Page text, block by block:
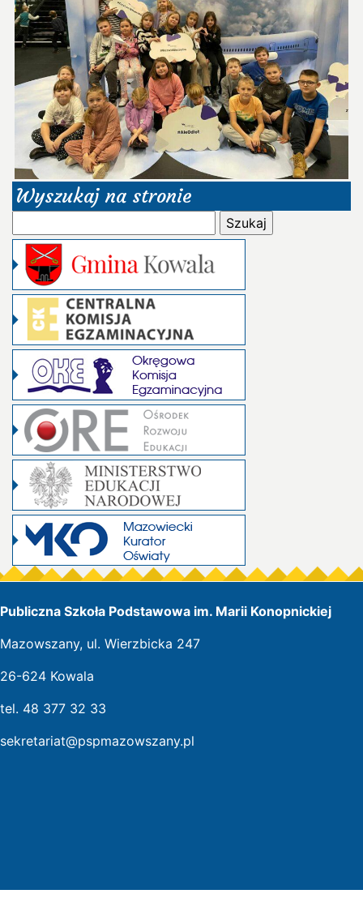
Wyszukaj na stronie
Publiczna Szkoła Podstawowa im. Marii Konopnickiej
Mazowszany, ul. Wierzbicka 247
26-624 Kowala
tel. 48 377 32 33
sekretariat@pspmazowszany.pl